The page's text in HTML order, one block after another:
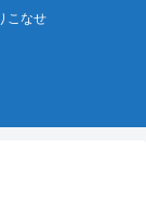
こなせ